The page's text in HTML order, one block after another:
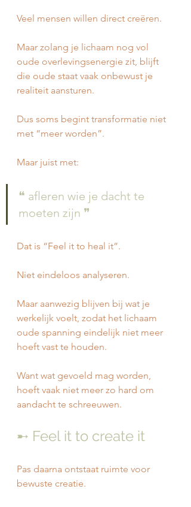
Veel mensen willen direct creëren.
Maar zolang je lichaam nog vol
oude overlevingsenergie zit, blijft
die oude staat vaak onbewust je
realiteit aansturen.
Dus soms begint transformatie niet
met “meer worden”.
Maar juist met:
❝ afleren wie je dacht te
moeten zijn ❞
Dat is “Feel it to heal it”.
Niet eindeloos analyseren.
Maar aanwezig blijven bij wat je
werkelijk voelt, zodat het lichaam
oude spanning eindelijk niet meer
hoeft vast te houden.
Want wat gevoeld mag worden,
hoeft vaak niet meer zo hard om
aandacht te schreeuwen.
➸ Feel it to create it
Pas daarna ontstaat ruimte voor
bewuste creatie.